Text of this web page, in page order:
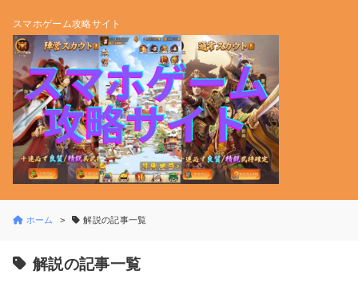
スマホゲーム攻略サイト
ホーム 解説の記事一覧
解説の記事一覧